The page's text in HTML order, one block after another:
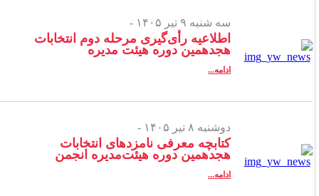
سه شنبه ۹ تیر ۱۴۰۵ -
اطلاعیه رأی‌گیری مرحله دوم انتخابات
هجدهمین دوره هیئت مدیره
ادامه...
دوشنبه ۸ تیر ۱۴۰۵ -
کتابچه معرفی نامزدهای انتخابات
هجدهمین دوره هیئت‌مدیره انجمن
ادامه...